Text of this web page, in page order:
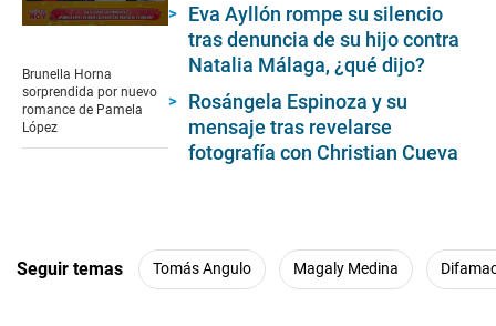
of
3
minutes,
9
seconds
Brunella Horna
sorprendida por nuevo
romance de Pamela
López
Eva Ayllón rompe su silencio
tras denuncia de su hijo contra
Natalia Málaga, ¿qué dijo?
Rosángela Espinoza y su
mensaje tras revelarse
fotografía con Christian Cueva
Seguir temas Tomás Angulo Magaly Medina